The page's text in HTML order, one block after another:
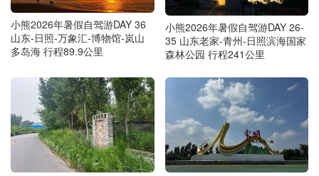
小熊2026年暑假自驾游DAY 36
山东-日照-万象汇-博物馆-岚山
多岛海 行程89.9公里
小熊2026年暑假自驾游DAY 26-
35 山东老家-青州-日照滨海国家
森林公园 行程241公里